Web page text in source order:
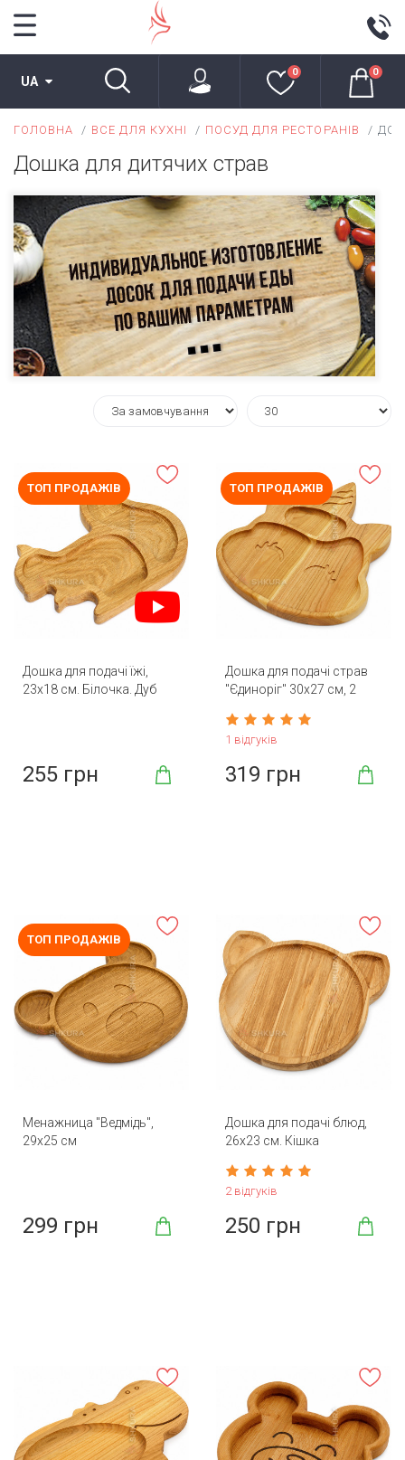
UA
0 0
ГОЛОВНА ВСЕ ДЛЯ КУХНІ ПОСУД ДЛЯ РЕСТОРАНІВ
Дошка для дитячих страв
ТОП ПРОДАЖІВ
Дошка для подачі їжі,
23х18 см. Білочка. Дуб
255 грн
ТОП ПРОДАЖІВ
Дошка для подачі страв
"Єдиноріг" 30х27 см, 2
1 відгуків
319 грн
ТОП ПРОДАЖІВ
Менажница "Ведмідь",
29х25 см
299 грн
Дошка для подачі блюд,
26х23 см. Кішка
2 відгуків
250 грн